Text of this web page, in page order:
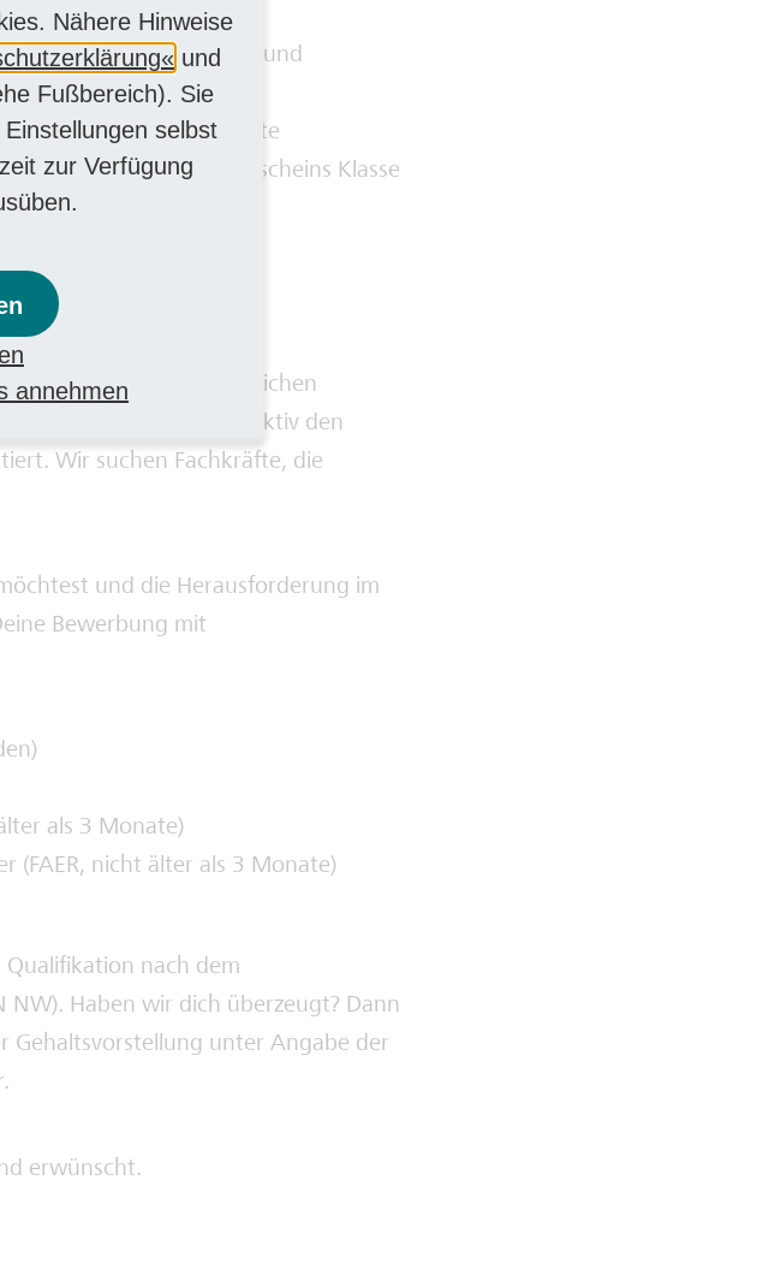
Vereinbarkeit von Beruf und
ist möglich.
Unterstützungen:gestellte
des Führerscheins Klasse
morgen!
die leidenschaftlichen
Technologien, fördern aktiv den
Wir suchen Fachkräfte, die
und die Herausforderung im
Bewerbung mit
als 3 Monate)
(FAER, nicht älter als 3 Monate)
nach dem
Haben wir dich überzeugt? Dann
unter Angabe der
erwünscht.
Nähere Hinweise
und
Fußbereich). Sie
selbst
zur Verfügung
annehmen